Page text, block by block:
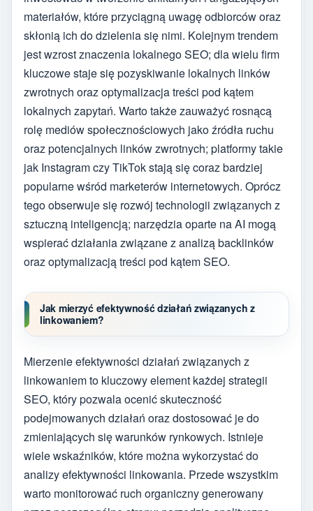
materiałów, które przyciągną uwagę odbiorców oraz
skłonią ich do dzielenia się nimi. Kolejnym trendem
jest wzrost znaczenia lokalnego SEO; dla wielu firm
kluczowe staje się pozyskiwanie lokalnych linków
zwrotnych oraz optymalizacja treści pod kątem
lokalnych zapytań. Warto także zauważyć rosnącą
rolę mediów społecznościowych jako źródła ruchu
oraz potencjalnych linków zwrotnych; platformy takie
jak Instagram czy TikTok stają się coraz bardziej
popularne wśród marketerów internetowych. Oprócz
tego obserwuje się rozwój technologii związanych z
sztuczną inteligencją; narzędzia oparte na AI mogą
wspierać działania związane z analizą backlinków
oraz optymalizacją treści pod kątem SEO.
Jak mierzyć efektywność działań związanych z
linkowaniem?
Mierzenie efektywności działań związanych z
linkowaniem to kluczowy element każdej strategii
SEO, który pozwala ocenić skuteczność
podejmowanych działań oraz dostosować je do
zmieniających się warunków rynkowych. Istnieje
wiele wskaźników, które można wykorzystać do
analizy efektywności linkowania. Przede wszystkim
warto monitorować ruch organiczny generowany